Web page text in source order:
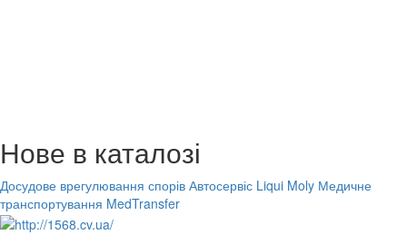
Нове в каталозі
Досудове врегулювання спорів Автосервіс Liqui Moly Медичне
транспортування MedTransfer